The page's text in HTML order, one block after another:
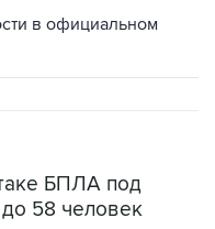
в официальном
БПЛА под
58 человек